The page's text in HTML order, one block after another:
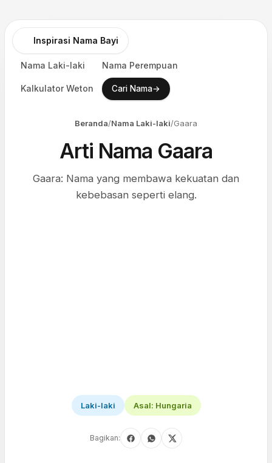
Inspirasi Nama Bayi
Nama Laki-laki Nama Perempuan
Kalkulator Weton Cari Nama→
Beranda/Nama Laki-laki/Gaara
Arti Nama Gaara
Gaara: Nama yang membawa kekuatan dan
kebebasan seperti elang.
Laki-laki Asal: Hungaria
Bagikan: